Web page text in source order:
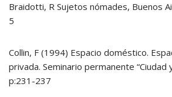
Braidotti, R Sujetos nómades, Buenos
5
Collin, F (1994) Espacio doméstico.
privada. Seminario permanente “Ciudad
p:231-237